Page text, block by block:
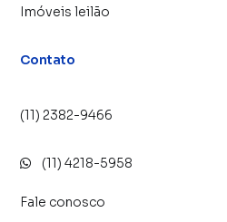
Imóveis leilão
Contato
(11) 2382-9466
(11) 4218-5958
Fale conosco